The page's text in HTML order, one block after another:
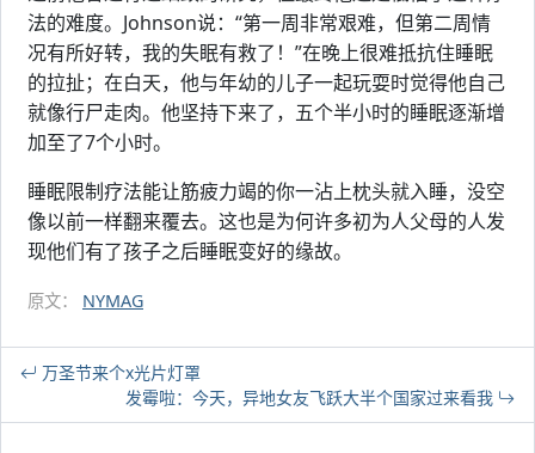
法的难度。Johnson说：“第一周非常艰难，但第二周情
况有所好转，我的失眠有救了！”在晚上很难抵抗住睡眠
的拉扯；在白天，他与年幼的儿子一起玩耍时觉得他自己
就像行尸走肉。他坚持下来了，五个半小时的睡眠逐渐增
加至了7个小时。
睡眠限制疗法能让筋疲力竭的你一沾上枕头就入睡，没空
像以前一样翻来覆去。这也是为何许多初为人父母的人发
现他们有了孩子之后睡眠变好的缘故。
原文： NYMAG
万圣节来个x光片灯罩
发霉啦：今天，异地女友飞跃大半个国家过来看我